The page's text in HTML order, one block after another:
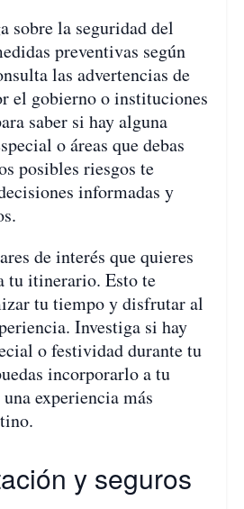
sobre la seguridad del
preventivas según
las advertencias de
el gobierno o instituciones
saber si hay alguna
o áreas que debas
posibles riesgos te
informadas y
de interés que quieres
tu itinerario. Esto te
tu tiempo y disfrutar al
Investiga si hay
o festividad durante tu
incorporarlo a tu
experiencia más
y seguros